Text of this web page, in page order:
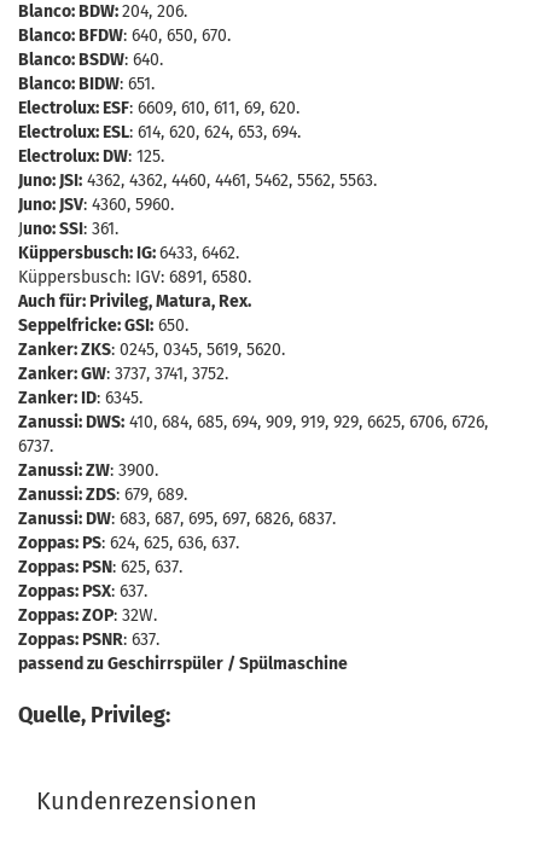
Blanco: BDW:204, 206.
Blanco: BFDW: 640, 650, 670.
Blanco: BSDW: 640.
Blanco: BIDW: 651.
Electrolux: ESF: 6609, 610, 611, 69, 620.
Electrolux: ESL: 614, 620, 624, 653, 694.
Electrolux: DW: 125.
Juno: JSI: 4362, 4362, 4460, 4461, 5462, 5562, 5563.
Juno: JSV: 4360, 5960.
Juno: SSI: 361.
Küppersbusch: IG:6433, 6462.
Küppersbusch: IGV: 6891, 6580.
Auch für: Privileg, Matura, Rex.
Seppelfricke: GSI: 650.
Zanker: ZKS: 0245, 0345, 5619, 5620.
Zanker: GW: 3737, 3741, 3752.
Zanker: ID: 6345.
Zanussi: DWS: 410, 684, 685, 694, 909, 919, 929, 6625, 6706, 6726,
6737.
Zanussi: ZW: 3900.
Zanussi: ZDS: 679, 689.
Zanussi: DW: 683, 687, 695, 697, 6826, 6837.
Zoppas: PS: 624, 625, 636, 637.
Zoppas: PSN: 625, 637.
Zoppas: PSX: 637.
Zoppas: ZOP: 32W.
Zoppas: PSNR: 637.
passend zu Geschirrspüler / Spülmaschine
Quelle, Privileg:
Kundenrezensionen